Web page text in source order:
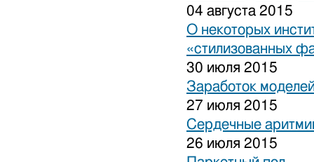
04 августа 2015
О некоторых
«стилизованных
30 июля 2015
Заработок
27 июля 2015
Сердечные
26 июля 2015